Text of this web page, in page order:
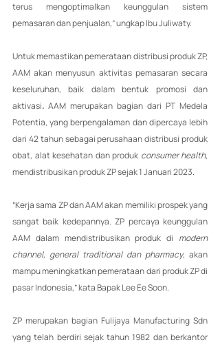
terus mengoptimalkan keunggulan sistem
pemasaran dan penjualan,” ungkap Ibu Juliwaty.
Untuk memastikan pemerataan distribusi produk ZP,
AAM akan menyusun aktivitas pemasaran secara
keseluruhan, baik dalam bentuk promosi dan
aktivasi. AAM merupakan bagian dari PT Medela
Potentia, yang berpengalaman dan dipercaya lebih
dari 42 tahun sebagai perusahaan distribusi produk
obat, alat kesehatan dan produk consumer health,
mendistribusikan produk ZP sejak 1 Januari 2023.
“Kerja sama ZP dan AAM akan memiliki prospek yang
sangat baik kedepannya. ZP percaya keunggulan
AAM dalam mendistribusikan produk di modern
channel, general traditional dan pharmacy, akan
mampu meningkatkan pemerataan dari produk ZP di
pasar Indonesia,” kata Bapak Lee Ee Soon.
ZP merupakan bagian Fulijaya Manufacturing Sdn
yang telah berdiri sejak tahun 1982 dan berkantor